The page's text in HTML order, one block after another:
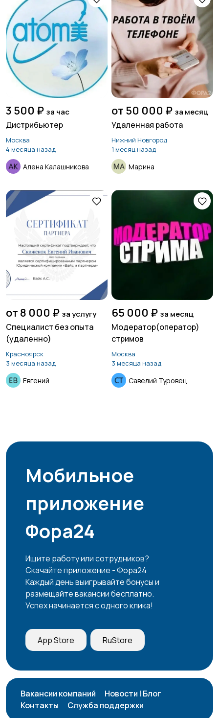
3 500 ₽ за час
Дистрибьютер
Москва
4 месяца назад
Алена Калашникова
от 50 000 ₽ за месяц
Удаленная работа
Нижний Новгород
1 месяц назад
Марина
от 8 000 ₽ за услугу
Специалист без опыта
(удаленно)
Красноярск
3 месяца назад
Евгений
65 000 ₽ за месяц
Модератор(оператор)
стримов
Москва
3 месяца назад
Савелий Туровец
Мобильное
приложение
Фора24
Ищите работу или сотрудников?
Скачайте приложение - Фора24
Каждый день выигрывайте бонусы и
размещайте вакансии бесплатно.
Успех начинается с одного клика!
App Store RuStore
Вакансии компаний
Новости | Блог
Контакты
Служба поддержки